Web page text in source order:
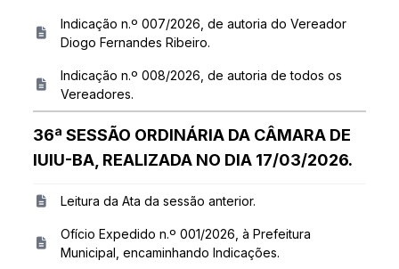
Indicação n.º 007/2026, de autoria do Vereador
Diogo Fernandes Ribeiro.
Indicação n.º 008/2026, de autoria de todos os
Vereadores.
36ª SESSÃO ORDINÁRIA DA CÂMARA DE
IUIU-BA, REALIZADA NO DIA 17/03/2026.
Leitura da Ata da sessão anterior.
Ofício Expedido n.º 001/2026, à Prefeitura
Municipal, encaminhando Indicações.